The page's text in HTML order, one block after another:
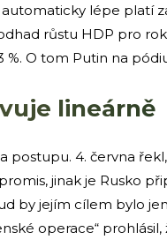
lépe platí
růstu HDP pro rok
O tom Putin na
lineárně
4. června
jinak je Rusko
by jejím cílem bylo
operace“